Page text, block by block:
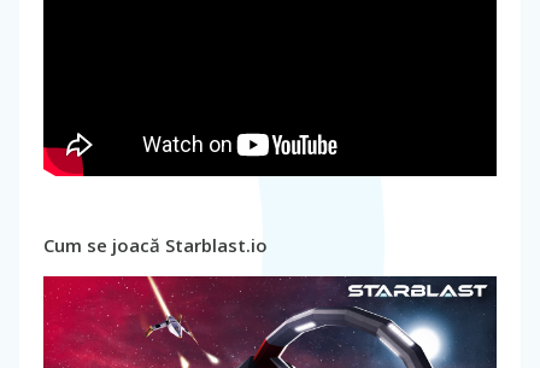
Cum se joacă Starblast.io